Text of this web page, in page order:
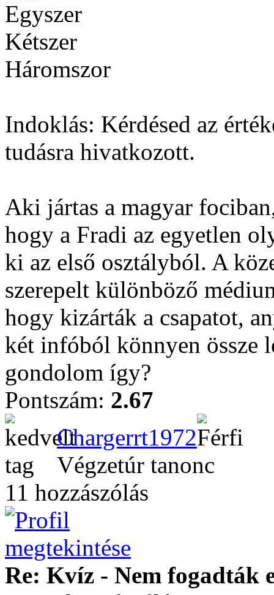
Egyszer
Kétszer
Háromszor
Indoklás: Kérdésed az
tudásra hivatkozott.
Aki jártas a magyar
hogy a Fradi az egyetlen
ki az első osztályból. A
szerepelt különböző
hogy kizárták a csapatot,
két infóból könnyen össze
gondolom így?
Pontszám: 2.67
Chargerrt1972
Végzetúr tanonc
11 hozzászólás
Re: Kvíz - Nem fogadták